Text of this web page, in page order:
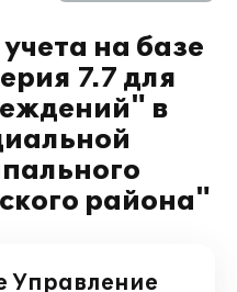
на базе
7.7 для
в
района"
Управление